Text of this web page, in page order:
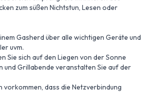
zum süßen Nichtstun, Lesen oder
Gasherd über alle wichtigen Geräte und
uvm.
Sie sich auf den Liegen von der Sonne
und Grillabende veranstalten Sie auf der
vorkommen, dass die Netzverbindung